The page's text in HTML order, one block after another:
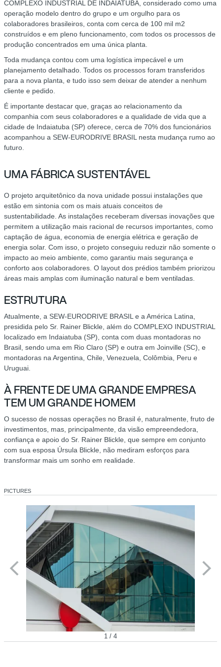
COMPLEXO INDUSTRIAL DE INDAIATUBA, considerado como uma
operação modelo dentro do grupo e um orgulho para os
colaboradores brasileiros, conta com cerca de 100 mil m2
construídos e em pleno funcionamento, com todos os processos de
produção concentrados em uma única planta.
Toda mudança contou com uma logística impecável e um
planejamento detalhado. Todos os processos foram transferidos
para a nova planta, e tudo isso sem deixar de atender a nenhum
cliente e pedido.
É importante destacar que, graças ao relacionamento da
companhia com seus colaboradores e a qualidade de vida que a
cidade de Indaiatuba (SP) oferece, cerca de 70% dos funcionários
acompanhou a SEW-EURODRIVE BRASIL nesta mudança rumo ao
futuro.
UMA FÁBRICA SUSTENTÁVEL
O projeto arquitetônico da nova unidade possui instalações que
estão em sintonia com os mais atuais conceitos de
sustentabilidade. As instalações receberam diversas inovações que
permitem a utilização mais racional de recursos importantes, como
captação de água, economia de energia elétrica e geração de
energia solar. Com isso, o projeto conseguiu reduzir não somente o
impacto ao meio ambiente, como garantiu mais segurança e
conforto aos colaboradores. O layout dos prédios também priorizou
áreas mais amplas com iluminação natural e bem ventiladas.
ESTRUTURA
Atualmente, a SEW-EURODRIVE BRASIL e a América Latina,
presidida pelo Sr. Rainer Blickle, além do COMPLEXO INDUSTRIAL
localizado em Indaiatuba (SP), conta com duas montadoras no
Brasil, sendo uma em Rio Claro (SP) e outra em Joinville (SC), e
montadoras na Argentina, Chile, Venezuela, Colômbia, Peru e
Uruguai.
À FRENTE DE UMA GRANDE EMPRESA
TEM UM GRANDE HOMEM
O sucesso de nossas operações no Brasil é, naturalmente, fruto de
investimentos, mas, principalmente, da visão empreendedora,
confiança e apoio do Sr. Rainer Blickle, que sempre em conjunto
com sua esposa Úrsula Blickle, não mediram esforços para
transformar mais um sonho em realidade.
PICTURES
1 / 4